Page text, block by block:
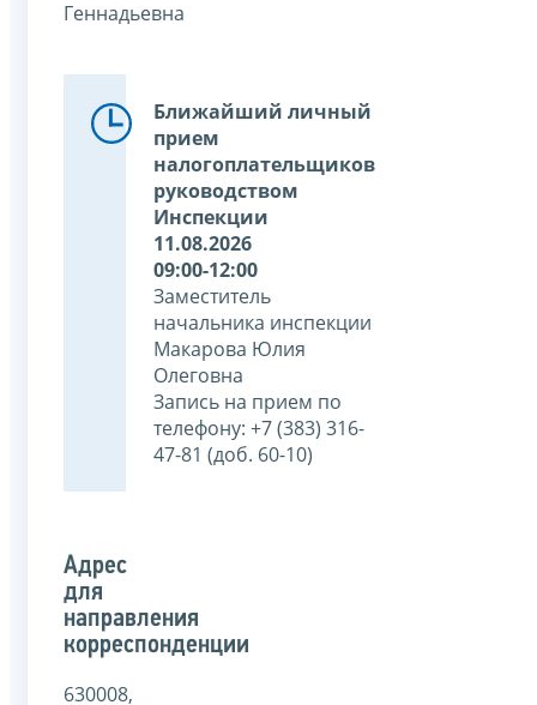
Геннадьевна
Ближайший личный
прием
налогоплательщиков
руководством
Инспекции
11.08.2026
09:00-12:00
Заместитель
начальника инспекции
Макарова Юлия
Олеговна
Запись на прием по
телефону: +7 (383) 316-
47-81 (доб. 60-10)
Адрес
для
направления
корреспонденции
630008,